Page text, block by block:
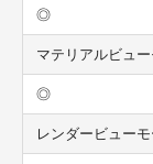
◎
マテリアルビュ
◎
レンダービュー